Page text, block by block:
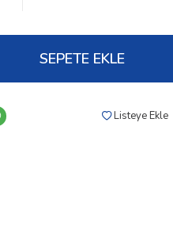
SEPETE EKLE
Listeye Ekle